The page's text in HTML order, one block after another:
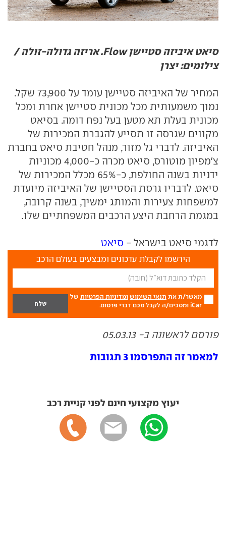
סיאט איביזה סטיישן Flow. אריזה גדולה-זולה /
צילומים: יצרן
המחיר של האיביזה סטיישן עומד על 73,900 שקל.
נמוך משמעותית מכל מכונית סטיישן אחרת ומכל
מכונית בעלת תא מטען בעל נפח דומה. בסיאט
מקווים שגרסה זו תסייע להגברת המכירות של
האיביזה. לדברי גל מזור, מנהל חטיבת סיאט בחברת
צ'מפיון מוטורס, סיאט מכרה כ-4,000 מכוניות
ידניות בשנה החולפת, כ-65% מכלל המכירות של
סיאט. לדבריו גרסת הסטיישן של האיביזה מיועדת
למשפחות צעירות והמותג ימשיך, בשנה קרובה,
במגמת הרחבת היצע הרכבים המשפחתיים שלו.
לדגמי סיאט בישראל - סיאט
הירשמו לקבלת עדכונים ומבצעים בעולם הרכב
מאשר/ת את תנאי השימוש ומדיניות הפרטיות של
iCar ומסכים/ה לקבל מכם דברי פרסום.
פורסם לראשונה ב- 05.03.13
למאמר זה התפרסמו 3 תגובות
יעוץ מקצועי חינם לפני קניית רכב